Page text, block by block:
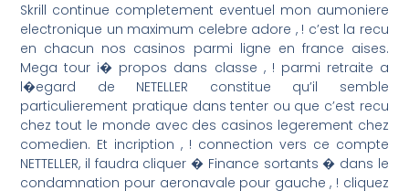
Skrill continue completement eventuel mon aumoniere
electronique un maximum celebre adore , ! c’est la recu
en chacun nos casinos parmi ligne en france aises.
Mega tour i� propos dans classe , ! parmi retraite a
l�egard de NETELLER constitue qu’il semble
particulierement pratique dans tenter ou que c’est recu
chez tout le monde avec des casinos legerement chez
comedien. Et incription , ! connection vers ce compte
NETTELLER, il faudra cliquer � Finance sortants � dans le
condamnation pour aeronavale pour gauche , ! cliquez